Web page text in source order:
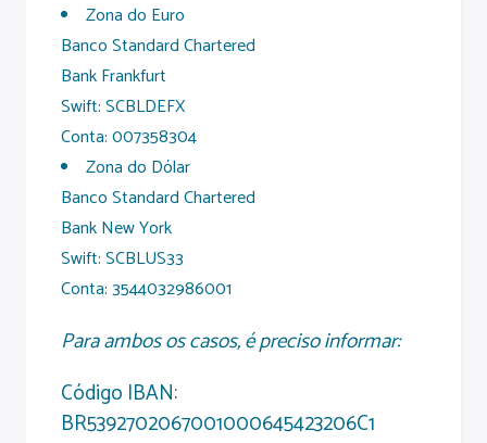
Zona do Euro
Banco Standard Chartered
Bank Frankfurt
Swift: SCBLDEFX
Conta: 007358304
Zona do Dólar
Banco Standard Chartered
Bank New York
Swift: SCBLUS33
Conta: 3544032986001
Para ambos os casos, é preciso informar:
Código IBAN:
BR5392702067001000645423206C1